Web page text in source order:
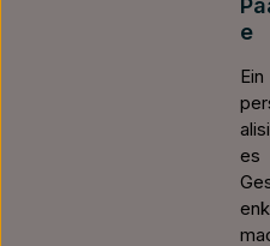
e
Ein
es
enk